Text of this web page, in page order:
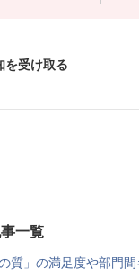
を受け取る
一覧
質」の満足度や部門